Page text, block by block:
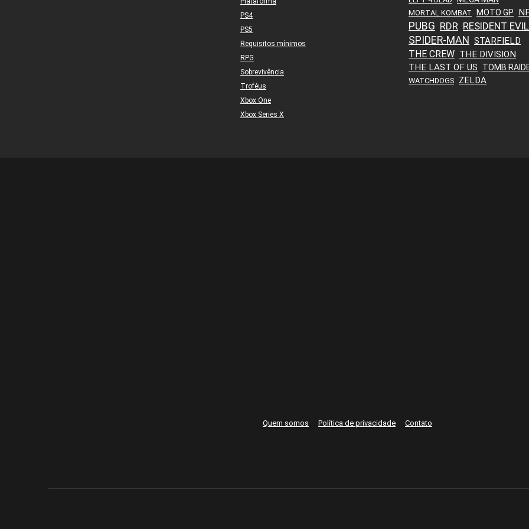
PS4
PS5
Requisitos mínimos
RPG
Sobrevivência
Troféus
Xbox One
Xbox Series X
MORTAL KOMBAT MOTO GP
PUBG RDR RESIDENT EVIL
SPIDER-MAN STARFIELD
THE CREW THE DIVISION
THE LAST OF US
TOMB
WATCHDOGS ZELDA
Quem somos Política de privacidade Contato